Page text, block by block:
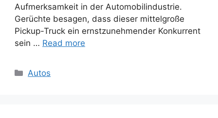
Aufmerksamkeit in der Automobilindustrie.
Gerüchte besagen, dass dieser mittelgroße
Pickup-Truck ein ernstzunehmender Konkurrent
sein … Read more
Categories
Autos